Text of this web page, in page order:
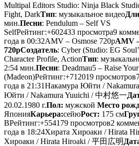
Multipal Editors Studio: Ninja Black
Fight, DarkТип: музыкальное видео
мин.Песни: Pendulum – Self VS
SelfРейтинг:+602433 просмотра9
года в 00:32AMV – Osmose 720pAMV
720pСоздатель: Cyber (Studio: EG
Character Profile, ActionТип:
2:54 мин.Песни: Deadmau5 – Raise
(Madeon)Рейтинг:+712019
года в 21:31Накамура Юйти /
Юйти / Nakamura Yuuichi / 中村悠一
20.02.1980 г.Пол: мужской Место
ЯпонияКарьера:сейюРост: 175 см
ВРейтинг:+554179 просмотров2
года в 18:24Хирата Хироаки / Hirata
Хироаки / Hirata Hiroaki / 平田広明